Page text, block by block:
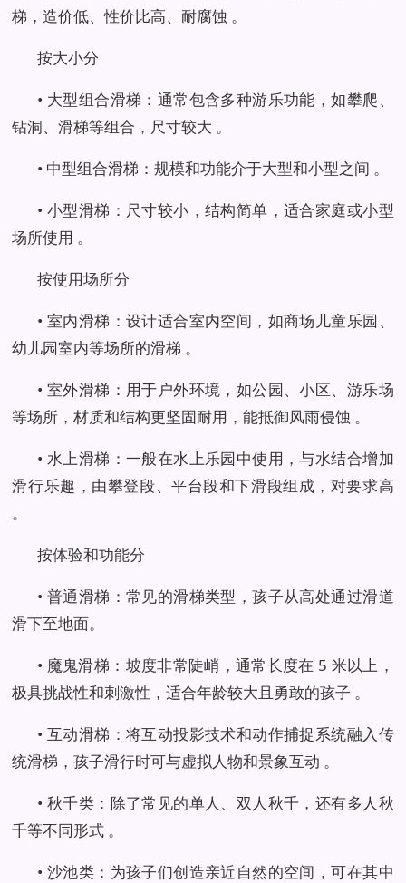
梯，造价低、性价比高、耐腐蚀 。
按大小分
• 大型组合滑梯：通常包含多种游乐功能，如攀爬、
钻洞、滑梯等组合，尺寸较大 。
• 中型组合滑梯：规模和功能介于大型和小型之间 。
• 小型滑梯：尺寸较小，结构简单，适合家庭或小型
场所使用 。
按使用场所分
• 室内滑梯：设计适合室内空间，如商场儿童乐园、
幼儿园室内等场所的滑梯 。
• 室外滑梯：用于户外环境，如公园、小区、游乐场
等场所，材质和结构更坚固耐用，能抵御风雨侵蚀 。
• 水上滑梯：一般在水上乐园中使用，与水结合增加
滑行乐趣，由攀登段、平台段和下滑段组成，对要求高
。
按体验和功能分
• 普通滑梯：常见的滑梯类型，孩子从高处通过滑道
滑下至地面。
• 魔鬼滑梯：坡度非常陡峭，通常长度在 5 米以上，
极具挑战性和刺激性，适合年龄较大且勇敢的孩子 。
• 互动滑梯：将互动投影技术和动作捕捉系统融入传
统滑梯，孩子滑行时可与虚拟人物和景象互动 。
• 秋千类：除了常见的单人、双人秋千，还有多人秋
千等不同形式 。
• 沙池类：为孩子们创造亲近自然的空间，可在其中